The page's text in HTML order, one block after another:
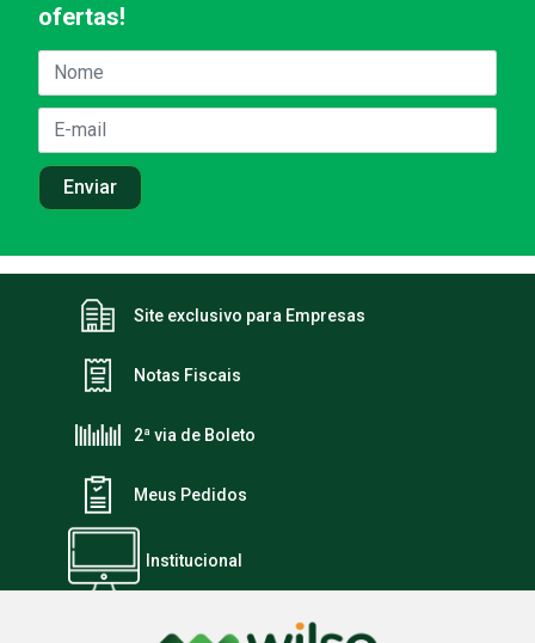
ofertas!
Site exclusivo para Empresas
Notas Fiscais
2ª via de Boleto
Meus Pedidos
Institucional